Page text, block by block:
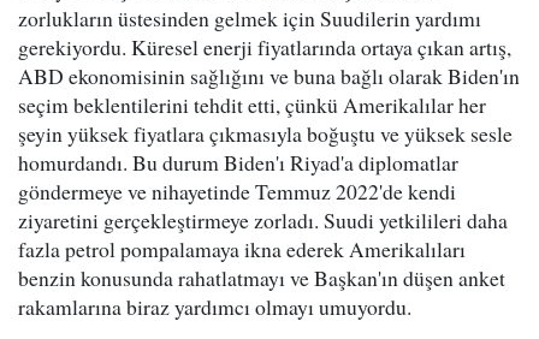
zorlukların üstesinden gelmek için Suudilerin yardımı
gerekiyordu. Küresel enerji fiyatlarında ortaya çıkan artış,
ABD ekonomisinin sağlığını ve buna bağlı olarak Biden'ın
seçim beklentilerini tehdit etti, çünkü Amerikalılar her
şeyin yüksek fiyatlara çıkmasıyla boğuştu ve yüksek sesle
homurdandı. Bu durum Biden'ı Riyad'a diplomatlar
göndermeye ve nihayetinde Temmuz 2022'de kendi
ziyaretini gerçekleştirmeye zorladı. Suudi yetkilileri daha
fazla petrol pompalamaya ikna ederek Amerikalıları
benzin konusunda rahatlatmayı ve Başkan'ın düşen anket
rakamlarına biraz yardımcı olmayı umuyordu.